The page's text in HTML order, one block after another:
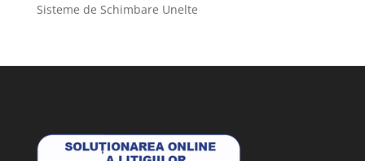
Sisteme de Schimbare Unelte